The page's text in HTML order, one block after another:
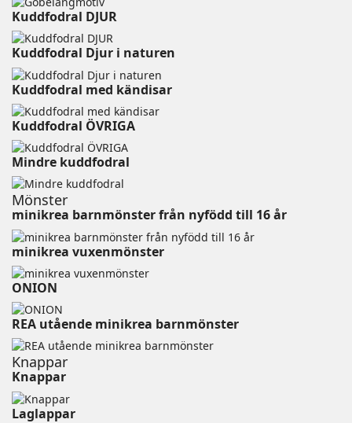
Kuddfodral DJUR ⠀⠀⠀⠀⠀⠀⠀⠀⠀⠀⠀⠀⠀
Kuddfodral Djur i naturen
Kuddfodral med kändisar
Kuddfodral ÖVRIGA ⠀⠀⠀
Mindre kuddfodral
Mönster
minikrea barnmönster från nyfödd till 16 år
minikrea vuxenmönster⠀⠀⠀⠀⠀⠀⠀⠀⠀⠀⠀⠀⠀⠀⠀⠀
ONION ⠀⠀⠀⠀⠀⠀⠀⠀⠀⠀⠀⠀⠀⠀⠀
REA utående minikrea barnmönster
Knappar
Knappar
Laglappar